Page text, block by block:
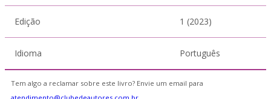
Edição 1 (2023)
Idioma Português
Tem algo a reclamar sobre este livro? Envie um email para